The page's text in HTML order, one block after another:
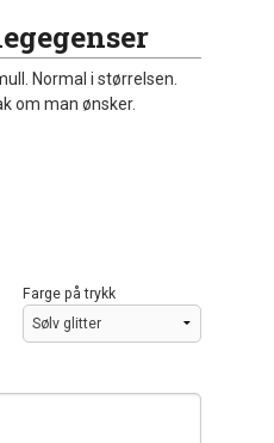
Normal i størrelsen.
om man ønsker.
Farge på trykk